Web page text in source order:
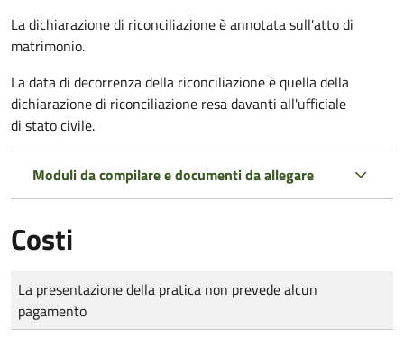
La dichiarazione di riconciliazione è annotata sull'atto di
matrimonio.
La data di decorrenza della riconciliazione è quella della
dichiarazione di riconciliazione resa davanti all'ufficiale
di stato civile.
Moduli da compilare e documenti da allegare
Costi
Tipo di pagamento
Importo
La presentazione della pratica non prevede alcun
pagamento